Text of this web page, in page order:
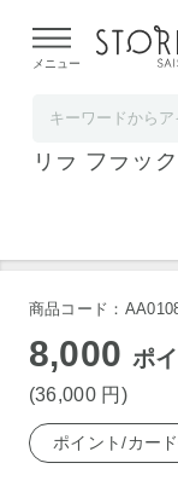
よる配送遅延が発
メニュー
フジ医療器
リラ ブラッ
商品コード：
8,000 ポ
(36,000 円 )
ポイント/カー